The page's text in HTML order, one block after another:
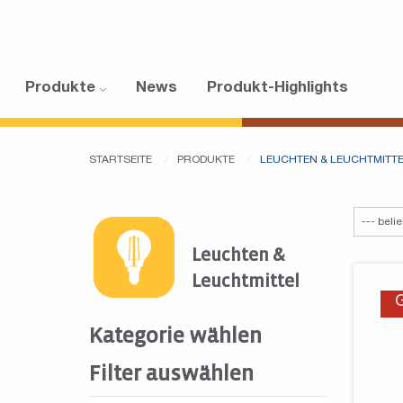
Produkte News Produkt-Highlights
STARTSEITE PRODUKTE LEUCHTEN &
Leuchten &
Leuchtmittel
Kategorie wählen
Filter auswählen